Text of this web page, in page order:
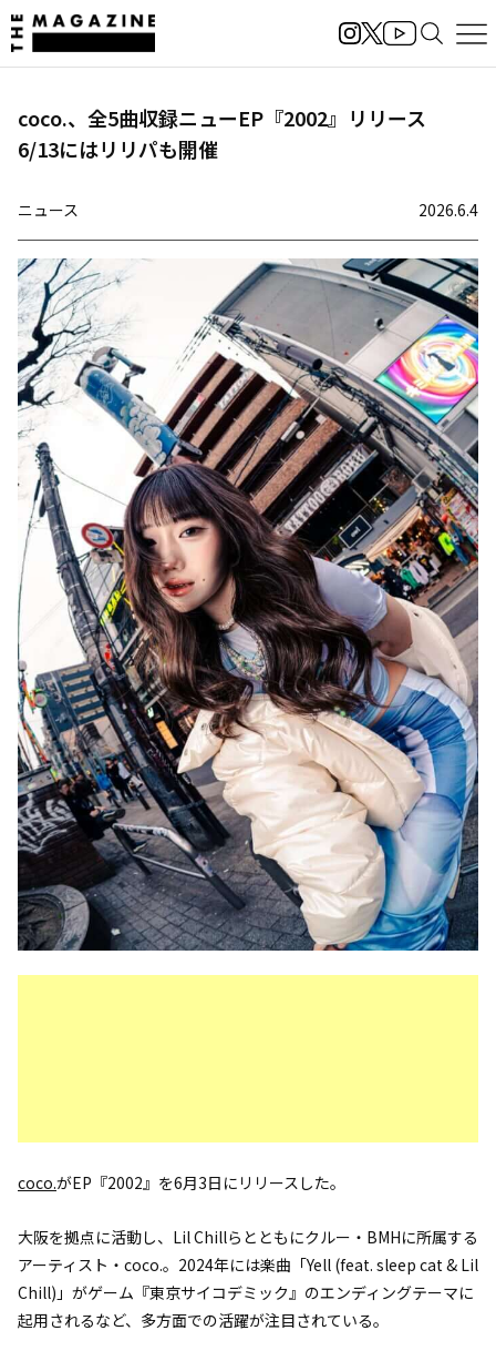
coco.、全5曲収録ニューEP『2002』リリース
6/13にはリリパも開催
ニュース 2026.6.4
coco.がEP『2002』を6月3日にリリースした。
大阪を拠点に活動し、Lil Chillらとともにクルー・BMHに所属する
アーティスト・coco.。2024年には楽曲「Yell (feat. sleep cat & Lil
Chill)」がゲーム『東京サイコデミック』のエンディングテーマに
起用されるなど、多方面での活躍が注目されている。